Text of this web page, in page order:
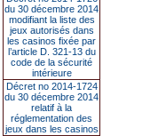
du 30 décembre 2014
modifiant la liste des
jeux autorisés dans
les casinos fixée par
l’article D. 321-13 du
code de la sécurité
intérieure
Décret no 2014-1724
du 30 décembre 2014
relatif à la
réglementation des
jeux dans les casinos